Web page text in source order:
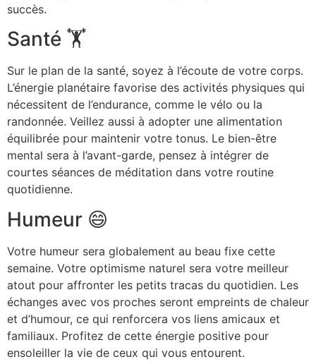
succès.
Santé 🏋️
Sur le plan de la santé, soyez à l’écoute de votre corps.
L’énergie planétaire favorise des activités physiques qui
nécessitent de l’endurance, comme le vélo ou la
randonnée. Veillez aussi à adopter une alimentation
équilibrée pour maintenir votre tonus. Le bien-être
mental sera à l’avant-garde, pensez à intégrer de
courtes séances de méditation dans votre routine
quotidienne.
Humeur 😄
Votre humeur sera globalement au beau fixe cette
semaine. Votre optimisme naturel sera votre meilleur
atout pour affronter les petits tracas du quotidien. Les
échanges avec vos proches seront empreints de chaleur
et d’humour, ce qui renforcera vos liens amicaux et
familiaux. Profitez de cette énergie positive pour
ensoleiller la vie de ceux qui vous entourent.